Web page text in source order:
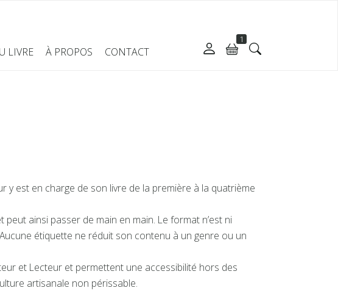
LIVRE À PROPOS CONTACT
1
y est en charge de son livre de la première à la quatrième
ainsi passer de main en main. Le format n’est ni
Aucune étiquette ne réduit son contenu à un genre ou un
et Lecteur et permettent une accessibilité hors des
artisanale non périssable.